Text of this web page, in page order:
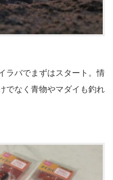
ラバでまずはスタート。情
でなく青物やマダイも釣れ